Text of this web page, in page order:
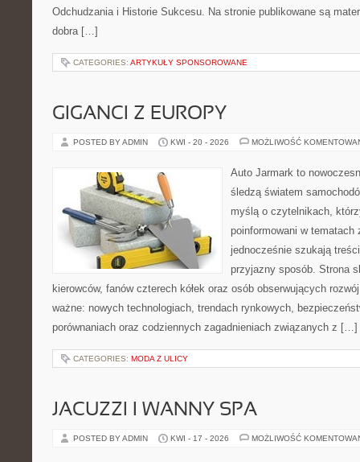
Odchudzania i Historie Sukcesu. Na stronie publikowane są
dobra […]
CATEGORIES: ARTYKUŁY SPONSOROWANE
GIGANCI Z EUROPY
POSTED BY ADMIN KWI - 20 - 2026 MOŻLIWOŚĆ
Auto Jarmark to
śledzą światem
myślą o czytelnikach,
poinformowani w
jednocześnie szukają
przyjazny sposób. Strona
kierowców, fanów czterech kółek oraz osób obserwujących
ważne: nowych technologiach, trendach rynkowych,
porównaniach oraz codziennych zagadnieniach związanych z […]
CATEGORIES: MODA Z ULICY
JACUZZI I WANNY SPA
POSTED BY ADMIN KWI - 17 - 2026 MOŻLIWOŚĆ